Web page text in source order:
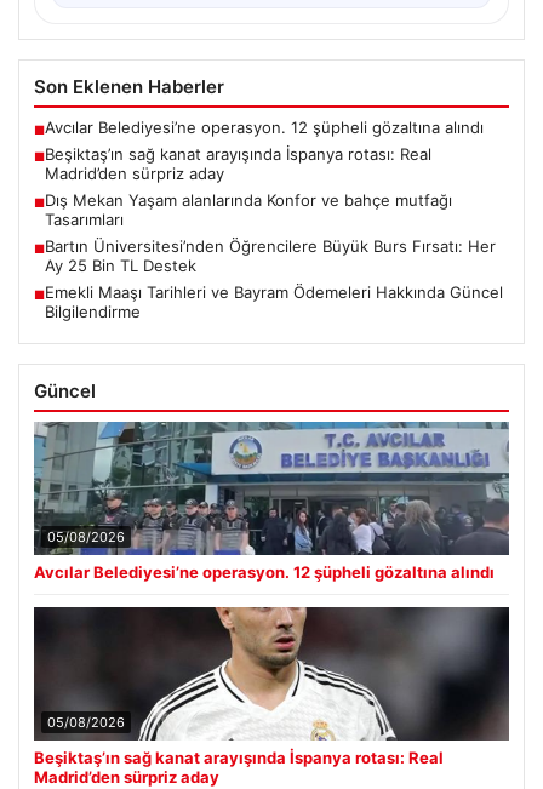
Son Eklenen Haberler
■Avcılar Belediyesi’ne operasyon. 12 şüpheli gözaltına alındı
■Beşiktaş’ın sağ kanat arayışında İspanya rotası: Real
Madrid’den sürpriz aday
■Dış Mekan Yaşam alanlarında Konfor ve bahçe mutfağı
Tasarımları
■Bartın Üniversitesi’nden Öğrencilere Büyük Burs Fırsatı: Her
Ay 25 Bin TL Destek
■Emekli Maaşı Tarihleri ve Bayram Ödemeleri Hakkında Güncel
Bilgilendirme
Güncel
05/08/2026
Avcılar Belediyesi’ne operasyon. 12 şüpheli gözaltına alındı
05/08/2026
Beşiktaş’ın sağ kanat arayışında İspanya rotası: Real
Madrid’den sürpriz aday